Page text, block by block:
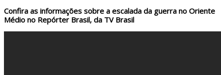
Confira as informações sobre a escalada da guerra no Oriente
Médio no Repórter Brasil, da TV Brasil